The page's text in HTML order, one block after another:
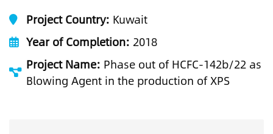
Project Country: Kuwait
Year of Completion: 2018
Project Name: Phase out of HCFC-142b/22 as
Blowing Agent in the production of XPS